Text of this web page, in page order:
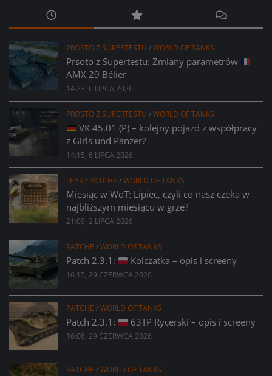
PROSTO Z SUPERTESTU /WORLD OF TANKS
Prsoto z Supertestu: Zmiany parametrów
AMX 29 Bélier
14:23, 6 LIPCA 2026
PROSTO Z SUPERTESTU /WORLD OF TANKS
VK 45.01 (P) – kolejny pojazd z współpracy
z Girls und Panzer?
14:15, 6 LIPCA 2026
LEAK/ PATCHE /WORLD OF TANKS
Miesiąc w WoT: Lipiec, czyli co nasz czeka w
najbliższym miesiącu w grze?
21:09, 2 LIPCA 2026
PATCHE /WORLD OF TANKS
Patch 2.3.1: Kolczatka – opis i screeny
16:15, 29 CZERWCA 2026
PATCHE /WORLD OF TANKS
Patch 2.3.1: 63TP Rycerski – opis i screeny
16:08, 29 CZERWCA 2026
PATCHE /WORLD OF TANKS